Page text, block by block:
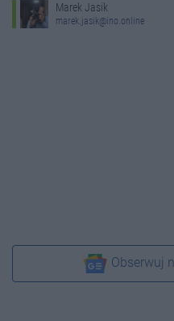
Marek Jasik
marek.jasik@ino.online
Obserwuj